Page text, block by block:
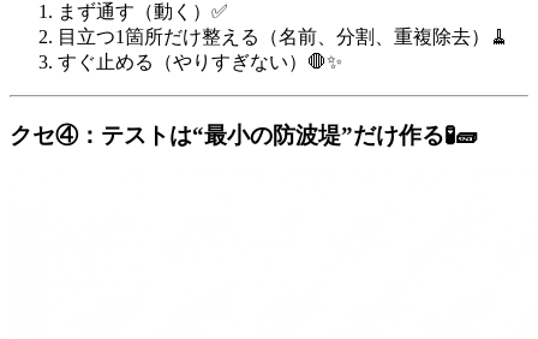
まず通す（動く）✅
目立つ1箇所だけ整える（名前、分割、重複除去）🧹
すぐ止める（やりすぎない）🛑✨
クセ④：テストは“最小の防波堤”だけ作る🧪🧱